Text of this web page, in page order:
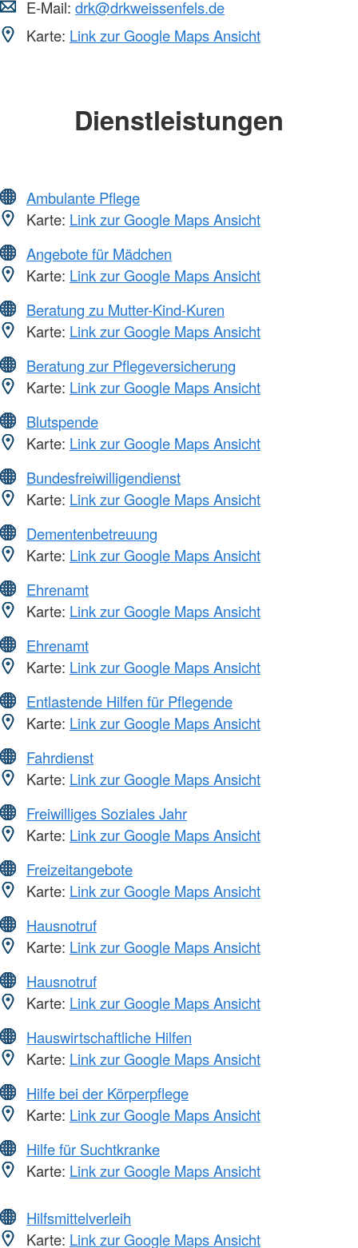
E-Mail: drk@drkweissenfels.de
Karte: Link zur Google Maps Ansicht
Dienstleistungen
Ambulante Pflege
Karte: Link zur Google Maps Ansicht
Angebote für Mädchen
Karte: Link zur Google Maps Ansicht
Beratung zu Mutter-Kind-Kuren
Karte: Link zur Google Maps Ansicht
Beratung zur Pflegeversicherung
Karte: Link zur Google Maps Ansicht
Blutspende
Karte: Link zur Google Maps Ansicht
Bundesfreiwilligendienst
Karte: Link zur Google Maps Ansicht
Dementenbetreuung
Karte: Link zur Google Maps Ansicht
Ehrenamt
Karte: Link zur Google Maps Ansicht
Ehrenamt
Karte: Link zur Google Maps Ansicht
Entlastende Hilfen für Pflegende
Karte: Link zur Google Maps Ansicht
Fahrdienst
Karte: Link zur Google Maps Ansicht
Freiwilliges Soziales Jahr
Karte: Link zur Google Maps Ansicht
Freizeitangebote
Karte: Link zur Google Maps Ansicht
Hausnotruf
Karte: Link zur Google Maps Ansicht
Hausnotruf
Karte: Link zur Google Maps Ansicht
Hauswirtschaftliche Hilfen
Karte: Link zur Google Maps Ansicht
Hilfe bei der Körperpflege
Karte: Link zur Google Maps Ansicht
Hilfe für Suchtkranke
Karte: Link zur Google Maps Ansicht
Hilfsmittelverleih
Karte: Link zur Google Maps Ansicht